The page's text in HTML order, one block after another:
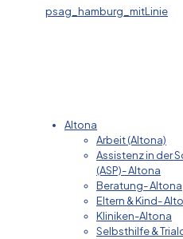
Altona
Arbeit (Altona)
Assistenz in der
(ASP)- Altona
Beratung- Altona
Eltern & Kind-
Kliniken-Altona
Selbsthilfe &